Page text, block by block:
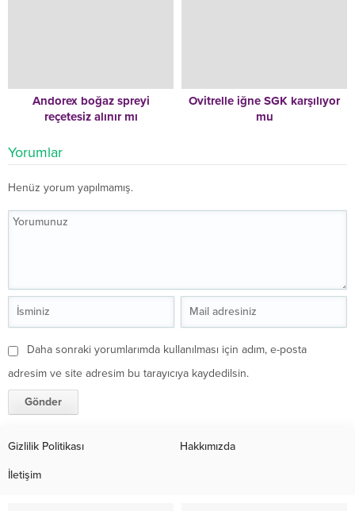
Andorex boğaz spreyi
reçetesiz alınır mı
Ovitrelle iğne SGK karşılıyor
mu
Yorumlar
Henüz yorum yapılmamış.
Daha sonraki yorumlarımda kullanılması için adım, e-posta
adresim ve site adresim bu tarayıcıya kaydedilsin.
Gizlilik Politikası Hakkımızda
İletişim